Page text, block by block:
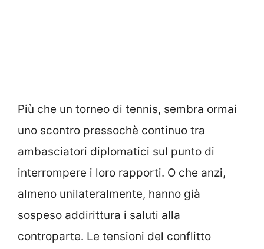
Più che un torneo di tennis, sembra ormai
uno scontro pressochè continuo tra
ambasciatori diplomatici sul punto di
interrompere i loro rapporti. O che anzi,
almeno unilateralmente, hanno già
sospeso addirittura i saluti alla
controparte. Le tensioni del conflitto